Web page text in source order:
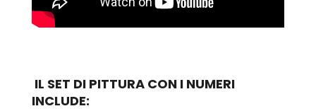
IL SET DI PITTURA CON I NUMERI
INCLUDE: